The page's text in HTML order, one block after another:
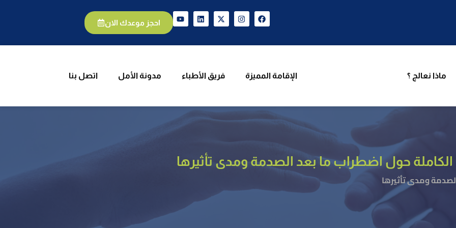
احجز موعدك الان
ماذا نعالج ؟ الإقامة المميزة فريق الأطباء مدونة الأمل اتصل بنا
الإقامة المميزة فريق الأطباء مدونة الأمل اتصل بنا
الكاملة حول اضطراب ما بعد الصدمة ومدى تأثيرها
ومدى تأثيرها